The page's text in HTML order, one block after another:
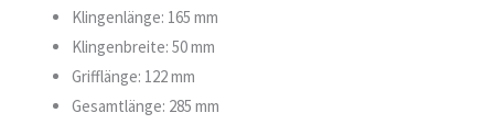
Klingenlänge: 165 mm
Klingenbreite: 50 mm
Grifflänge: 122 mm
Gesamtlänge: 285 mm